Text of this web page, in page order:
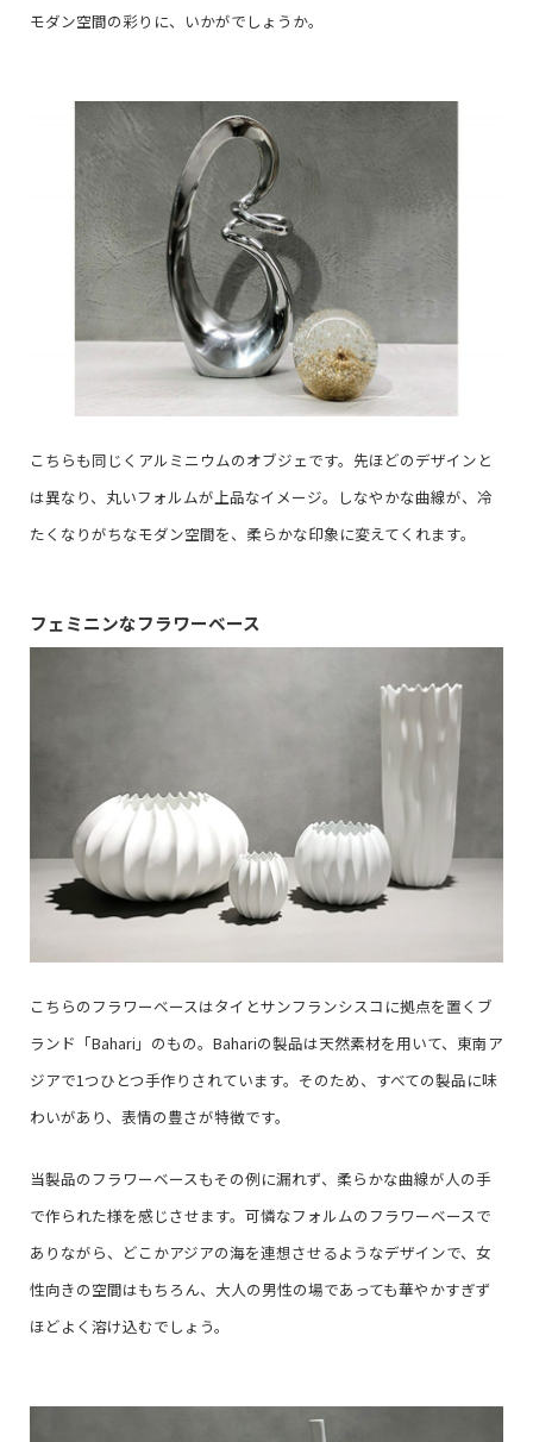
モダン空間の彩りに、いかがでしょうか。
こちらも同じくアルミニウムのオブジェです。先ほどのデザインと
は異なり、丸いフォルムが上品なイメージ。しなやかな曲線が、冷
たくなりがちなモダン空間を、柔らかな印象に変えてくれます。
フェミニンなフラワーベース
こちらのフラワーベースはタイとサンフランシスコに拠点を置くブ
ランド「Bahari」のもの。Bahariの製品は天然素材を用いて、東南ア
ジアで1つひとつ手作りされています。そのため、すべての製品に味
わいがあり、表情の豊さが特徴です。
当製品のフラワーベースもその例に漏れず、柔らかな曲線が人の手
で作られた様を感じさせます。可憐なフォルムのフラワーベースで
ありながら、どこかアジアの海を連想させるようなデザインで、女
性向きの空間はもちろん、大人の男性の場であっても華やかすぎず
ほどよく溶け込むでしょう。